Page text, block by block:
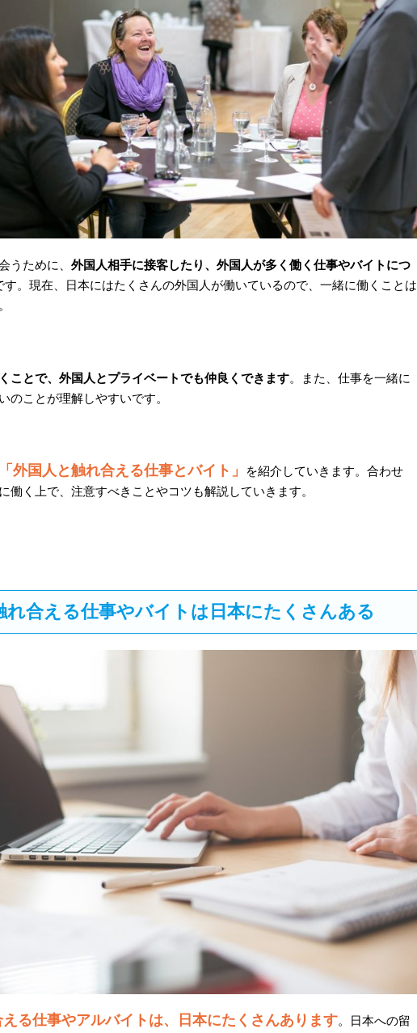
うために、 外国人相手に接客したり、外国人が多く働く仕事やバイトにつ
す。現在、日本にはたくさんの外国人が働いているので、一緒に働くことは
ことで、外国人とプライベートでも仲良くできます。また、仕事を一緒に
のことが理解しやすいです。
「外国人と触れ合える仕事とバイト」
を紹介していきます。合わせ
働く上で、注意すべきことやコツも解説していきます。
れ合える仕事やバイトは日本にたくさんある
る仕事やアルバイトは、日本にたくさんあります。日本への留